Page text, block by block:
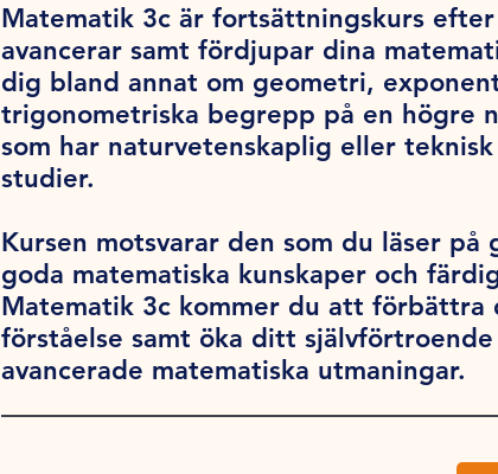
Matematik 3c är fortsättningskurs
avancerar samt fördjupar dina
dig bland annat om geometri,
trigonometriska begrepp på en högre
som har naturvetenskaplig eller
studier.
Kursen motsvarar den som du läser på
goda matematiska kunskaper och
Matematik 3c kommer du att förbättra
förståelse samt öka ditt
avancerade matematiska utmaningar.